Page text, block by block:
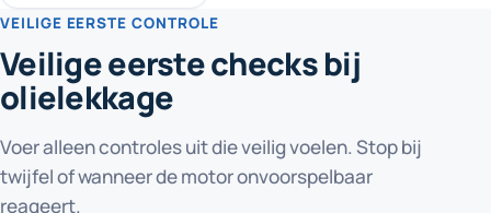
VEILIGE EERSTE CONTROLE
Veilige eerste checks bij
olielekkage
Voer alleen controles uit die veilig voelen. Stop bij
twijfel of wanneer de motor onvoorspelbaar
reageert.